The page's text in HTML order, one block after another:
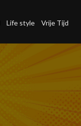
Life style
Vrije Tijd